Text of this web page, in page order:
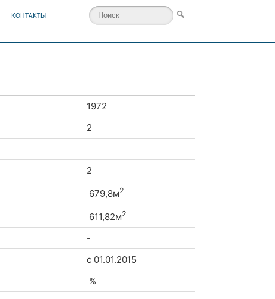
КОНТАКТЫ
1972
2
2
679,8м2
611,82м2
-
с 01.01.2015
%